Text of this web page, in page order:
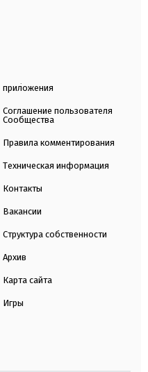
приложения
Соглашение пользователя
Сообщества
Правила комментирования
Техническая информация
Контакты
Вакансии
Структура собственности
Архив
Карта сайта
Игры